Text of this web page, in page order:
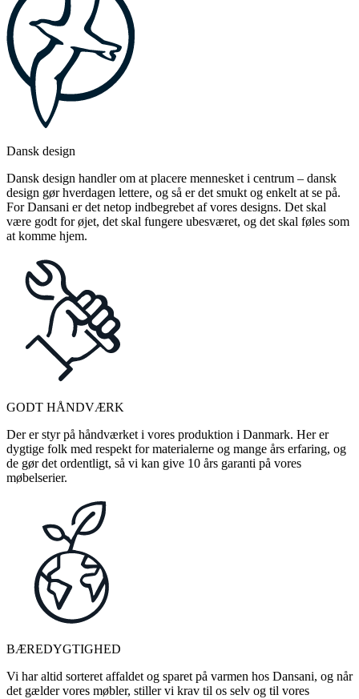
Dansk design
Dansk design handler om at placere mennesket i centrum – dansk
design gør hverdagen lettere, og så er det smukt og enkelt at se på.
For Dansani er det netop indbegrebet af vores designs. Det skal
være godt for øjet, det skal fungere ubesværet, og det skal føles som
at komme hjem.
GODT HÅNDVÆRK
Der er styr på håndværket i vores produktion i Danmark. Her er
dygtige folk med respekt for materialerne og mange års erfaring, og
de gør det ordentligt, så vi kan give 10 års garanti på vores
møbelserier.
BÆREDYGTIGHED
Vi har altid sorteret affaldet og sparet på varmen hos Dansani, og når
det gælder vores møbler, stiller vi krav til os selv og til vores